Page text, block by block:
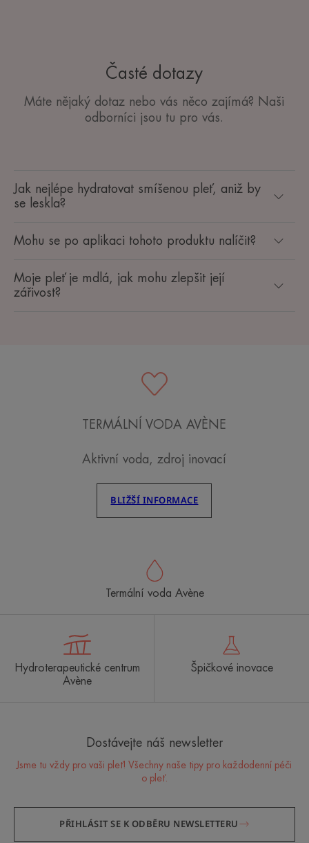
Časté dotazy
Máte nějaký dotaz nebo vás něco zajímá? Naši
odborníci jsou tu pro vás.
Jak nejlépe hydratovat smíšenou pleť, aniž by
se leskla?
Mohu se po aplikaci tohoto produktu nalíčit?
Moje pleť je mdlá, jak mohu zlepšit její
zářivost?
TERMÁLNÍ VODA AVÈNE
Aktivní voda, zdroj inovací
BLIŽŠÍ INFORMACE
Termální voda Avène
Hydroterapeutické centrum
Avène
Špičkové inovace
Dostávejte náš newsletter
Jsme tu vždy pro vaši pleť! Všechny naše tipy pro každodenní péči
o pleť.
PŘIHLÁSIT SE K ODBĚRU NEWSLETTERU